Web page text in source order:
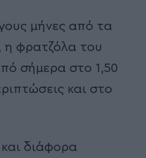
μήνες από τα
η φρατζόλα του
σήμερα στο 1,50
και στο
διάφορα